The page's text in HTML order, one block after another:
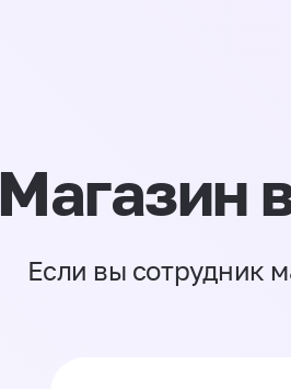
Магазин
Если вы сотрудник